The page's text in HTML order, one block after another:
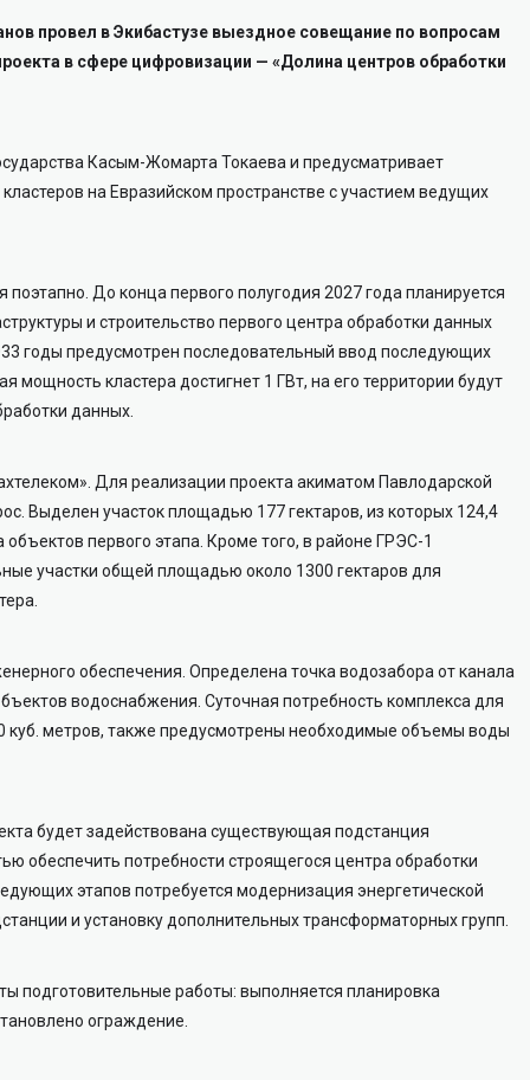
провел в Экибастузе выездное совещание по вопросам
в сфере цифровизации — «Долина центров обработки
Касым-Жомарта Токаева и предусматривает
на Евразийском пространстве с участием ведущих
До конца первого полугодия 2027 года планируется
и строительство первого центра обработки данных
годы предусмотрен последовательный ввод последующих
мощность кластера достигнет 1 ГВт, на его территории будут
данных.
Для реализации проекта акиматом Павлодарской
Выделен участок площадью 177 гектаров, из которых 124,4
первого этапа. Кроме того, в районе ГРЭС-1
участки общей площадью около 1300 гектаров для
обеспечения. Определена точка водозабора от канала
водоснабжения. Суточная потребность комплекса для
куб. метров, также предусмотрены необходимые объемы воды
будет задействована существующая подстанция
обеспечить потребности строящегося центра обработки
этапов потребуется модернизация энергетической
и установку дополнительных трансформаторных групп.
подготовительные работы: выполняется планировка
ограждение.